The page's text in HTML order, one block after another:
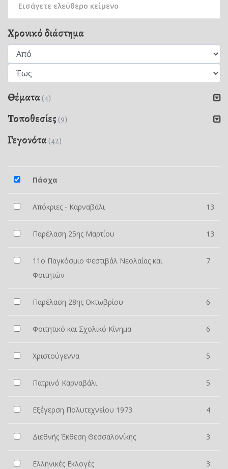
Χρονικό διάστημα
Θέματα(4)
Τοποθεσίες (9)
Γεγονότα(42)
Πάσχα
Απόκριες - Καρναβάλι 13
Παρέλαση 25ης Μαρτίου 13
11ο Παγκόσμιο Φεστιβάλ Νεολαίας και
Φοιτητών
7
Παρέλαση 28ης Οκτωβρίου 6
Φοιτητικό και Σχολικό Κίνημα 6
Χριστούγεννα 5
Πατρινό Καρναβάλι 5
Εξέγερση Πολυτεχνείου 1973 4
Διεθνής Έκθεση Θεσσαλονίκης 3
Ελληνικές Εκλογές 3